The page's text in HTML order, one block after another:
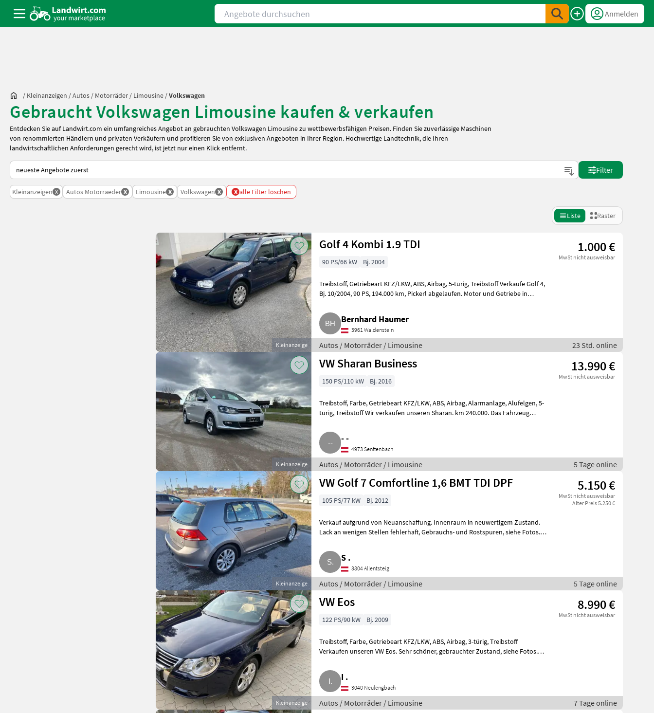
Angebote durchsuchen
Anmelden
/ Kleinanzeigen /Autos / Motorräder / Limousine /Volkswagen
Gebraucht Volkswagen Limousine kaufen & verkaufen
Entdecken Sie auf Landwirt.com ein umfangreiches Angebot an gebrauchten Volkswagen Limousine zu wettbewerbsfähigen Preisen. Finden Sie zuverlässige Maschinen
von renommierten Händlern und privaten Verkäufern und profitieren Sie von exklusiven Angeboten in Ihrer Region. Hochwertige Landtechnik, die Ihren
landwirtschaftlichen Anforderungen gerecht wird, ist jetzt nur einen Klick entfernt.
So wird auf Landwirt.com sortiert
Filter
Kleinanzeigen x Autos Motorraeder x Limousine x Volkswagen x x alle Filter löschen
Liste Raster
Kleinanzeige
Golf 4 Kombi 1.9 TDI 1.000 €
MwSt nicht ausweisbar
90 PS/66 kW Bj. 2004
Treibstoff, Getriebeart KFZ/LKW, ABS, Airbag, 5-türig, Treibstoff Verkaufe Golf 4,
Bj. 10/2004, 90 PS, 194.000 km, Pickerl abgelaufen. Motor und Getriebe in
Bernhard Haumer
3961 Waldenstein
Autos / Motorräder / Limousine 23 Std. online
Kleinanzeige
VW Sharan Business 13.990 €
MwSt nicht ausweisbar
150 PS/110 kW Bj. 2016
Treibstoff, Farbe, Getriebeart KFZ/LKW, ABS, Airbag, Alarmanlage, Alufelgen, 5-
türig, Treibstoff Wir verkaufen unseren Sharan. km 240.000. Das Fahrzeug
- -
4973 Senftenbach
Autos / Motorräder / Limousine 5 Tage online
Kleinanzeige
VW Golf 7 Comfortline 1,6 BMT TDI DPF 5.150 €
MwSt nicht ausweisbar
Alter Preis 5.250 €
105 PS/77 kW Bj. 2012
Verkauf aufgrund von Neuanschaffung. Innenraum in neuwertigem Zustand.
Lack an wenigen Stellen fehlerhaft, Gebrauchs- und Rostspuren, siehe Fotos.
S .
3804 Allentsteig
Autos / Motorräder / Limousine 5 Tage online
Kleinanzeige
VW Eos 8.990 €
MwSt nicht ausweisbar
122 PS/90 kW Bj. 2009
Treibstoff, Farbe, Getriebeart KFZ/LKW, ABS, Airbag, 3-türig, Treibstoff
Verkaufen unseren VW Eos. Sehr schöner, gebrauchter Zustand, siehe Fotos.
I .
3040 Neulengbach
Autos / Motorräder / Limousine 7 Tage online